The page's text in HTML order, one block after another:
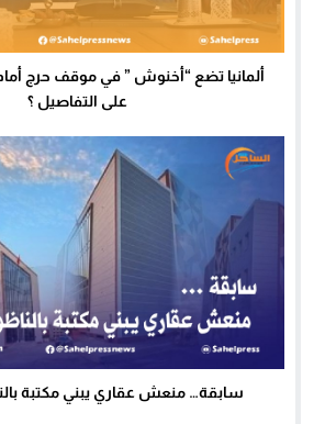
ألمانيا تضع “أخنوش ” في موقف
على التفاصيل ؟
سابقة… منعش عقاري يبني مكتبة